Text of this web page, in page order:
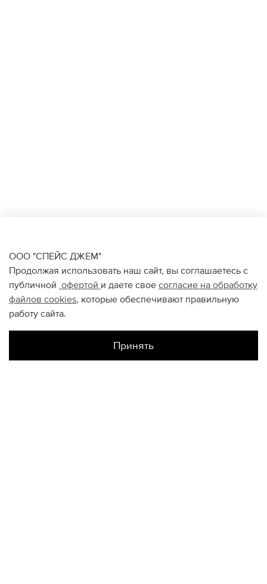
ООО "СПЕЙС ДЖЕМ"
Продолжая использовать наш сайт, вы соглашаетесь с
публичной офертой и даете свое согласие на обработку
файлов cookies, которые обеспечивают правильную
работу сайта.
Принять